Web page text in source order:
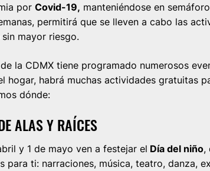
por Covid-19, manteniéndose en
permitirá que se lleven a cabo las
sin mayor riesgo.
la CDMX tiene programado numerosos
hogar, habrá muchas actividades gratuitas
dónde:
ALAS Y RAÍCES
y 1 de mayo ven a festejar el Día del niño,
para ti: narraciones, música, teatro, danza,